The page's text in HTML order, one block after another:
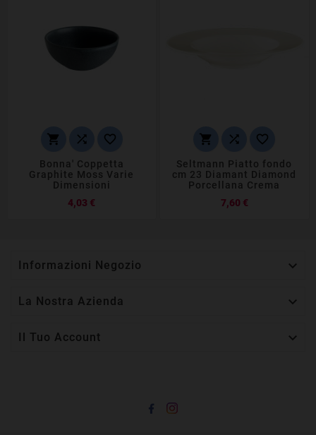
  
Bonna' Coppetta
Graphite Moss Varie
Dimensioni
4,03 €
  
Seltmann Piatto fondo
cm 23 Diamant Diamond
Porcellana Crema
7,60 €Prezzo
Informazioni Negozio 
La Nostra Azienda 
Il Tuo Account 